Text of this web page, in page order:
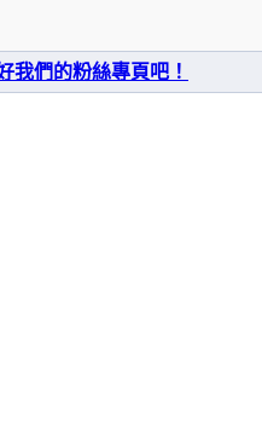
我們的粉絲專頁吧！